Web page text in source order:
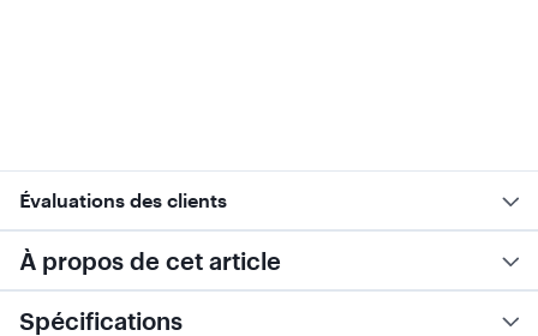
Évaluations des clients
À propos de cet article
Spécifications